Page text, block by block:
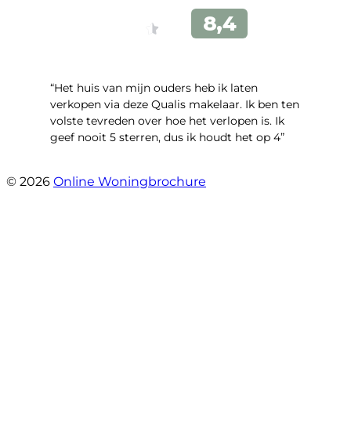
“Het huis van mijn ouders heb ik laten
verkopen via deze Qualis makelaar. Ik ben ten
volste tevreden over hoe het verlopen is. Ik
geef nooit 5 sterren, dus ik houdt het op 4”
© 2026 Online Woningbrochure